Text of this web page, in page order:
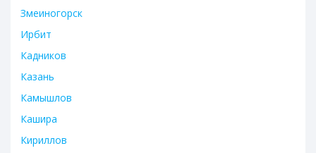
Змеиногорск
Ирбит
Кадников
Казань
Камышлов
Кашира
Кириллов